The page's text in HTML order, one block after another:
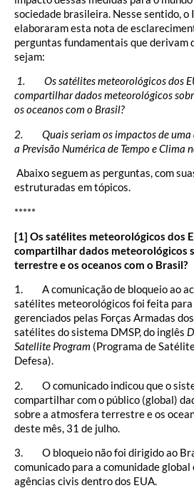
sociedade brasileira. Nesse sentido, o
elaboraram esta nota de
perguntas fundamentais que derivam
sejam:
1. Os satélites meteorológicos dos
compartilhar dados meteorológicos
os oceanos com o Brasil?
2. Quais seriam os impactos de uma
a Previsão Numérica de Tempo e Clima
Abaixo seguem as perguntas, com
estruturadas em tópicos.
*****
[1] Os satélites meteorológicos dos
compartilhar dados meteorológicos
terrestre e os oceanos com o Brasil?
1. A comunicação de bloqueio ao
satélites meteorológicos foi feita para
gerenciados pelas Forças Armadas
satélites do sistema DMSP, do inglês
Satellite Program (Programa de
Defesa).
2. O comunicado indicou que o
compartilhar com o público (global)
sobre a atmosfera terrestre e os
deste mês, 31 de julho.
3. O bloqueio não foi dirigido ao
comunicado para a comunidade
agências civis dentro dos EUA.